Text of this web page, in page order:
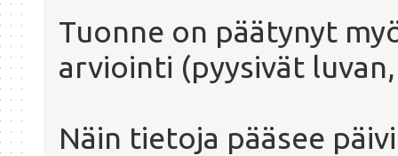
Tuonne on päätynyt
arviointi (pyysivät
Näin tietoja pääsee